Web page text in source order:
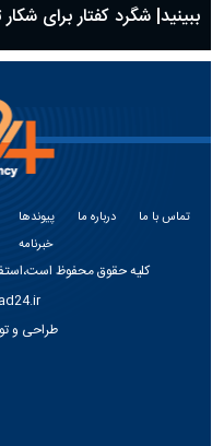
ببینید| شگرد کفتار برای
تماس با ما درباره ما پیوندها
خبرنامه
کلیه حقوق محفوظ
طراحی و